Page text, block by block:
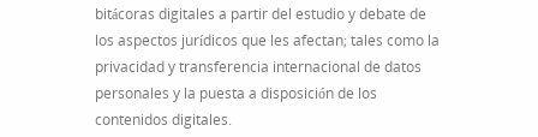
bitácoras digitales a partir del estudio y debate de
los aspectos jurídicos que les afectan; tales como la
privacidad y transferencia internacional de datos
personales y la puesta a disposición de los
contenidos digitales.